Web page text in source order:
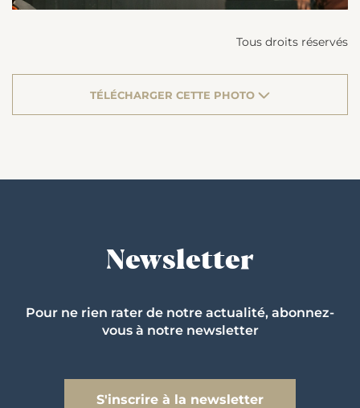
Tous droits réservés
TÉLÉCHARGER CETTE PHOTO
Newsletter
Pour ne rien rater de notre actualité, abonnez-
vous à notre newsletter
S'inscrire à la newsletter